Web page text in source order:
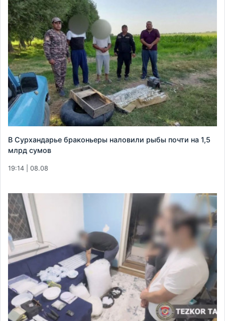
В Сурхандарье браконьеры наловили рыбы почти на 1,5
млрд сумов
19:14 | 08.08